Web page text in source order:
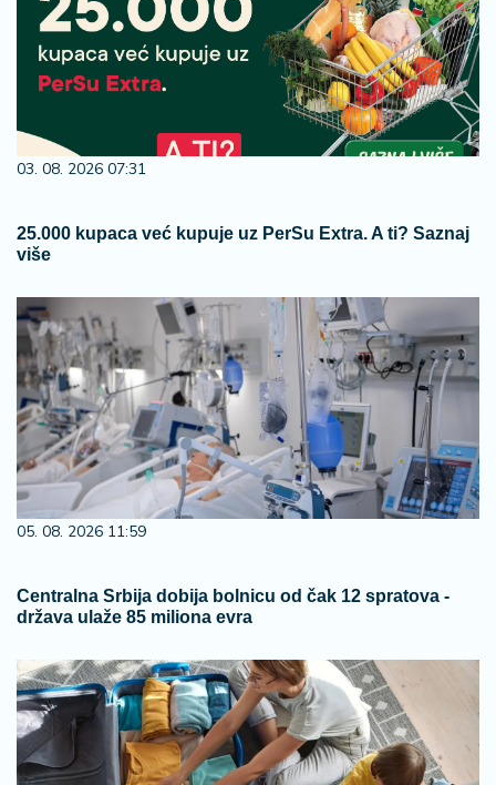
03. 08. 2026 07:31
25.000 kupaca već kupuje uz PerSu Extra. A ti? Saznaj
više
05. 08. 2026 11:59
Centralna Srbija dobija bolnicu od čak 12 spratova -
država ulaže 85 miliona evra